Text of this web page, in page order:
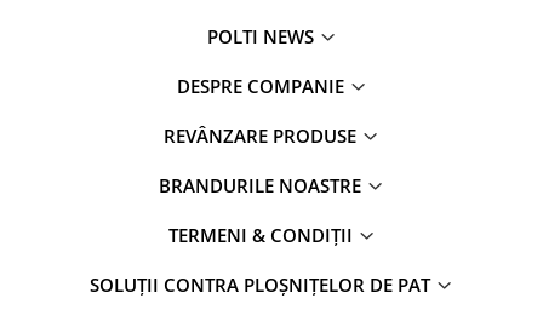
POLTI NEWS
DESPRE COMPANIE
REVÂNZARE PRODUSE
BRANDURILE NOASTRE
TERMENI & CONDIȚII
SOLUȚII CONTRA PLOȘNIȚELOR DE PAT